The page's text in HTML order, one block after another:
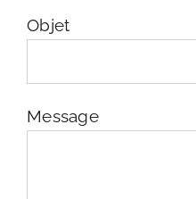
Objet
Message